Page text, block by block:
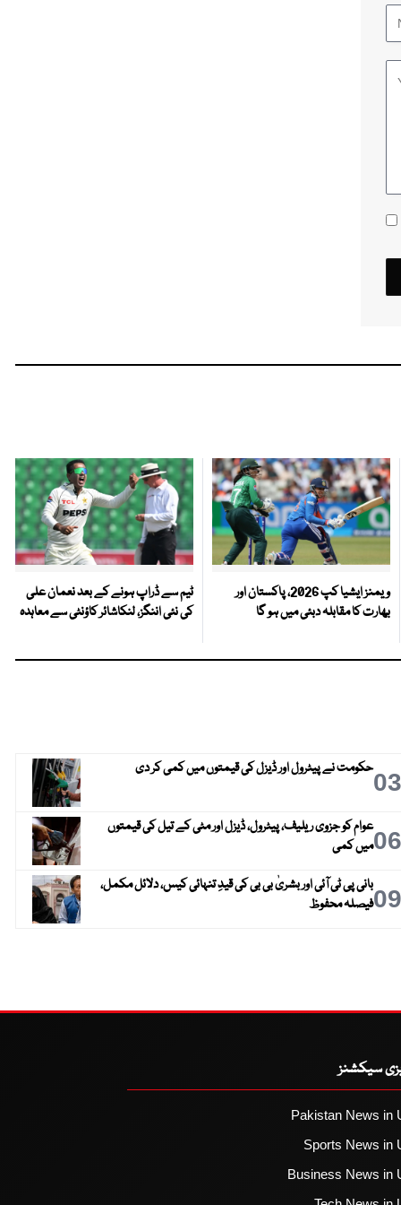
ویمنز ایشیا کپ 2026، پاکستان اور
بھارت کا مقابلہ دبئی میں ہو گا
ٹیم سے ڈراپ ہونے کے بعد نعمان علی
کی نئی اننگز، لنکاشائر کاؤنٹی سے معاہدہ
03حکومت نے پیٹرول اور ڈیزل کی قیمتوں میں کمی کر دی
06عوام کو جزوی ریلیف، پیٹرول، ڈیزل اور مٹی کے تیل کی قیمتوں
میں کمی
09بانی پی ٹی آئی اور بشریٰ بی بی کی قیدِ تنہائی کیس، دلائل مکمل،
فیصلہ محفوظ
سیکشنز
Pakistan News in
Sports News in
Business News in